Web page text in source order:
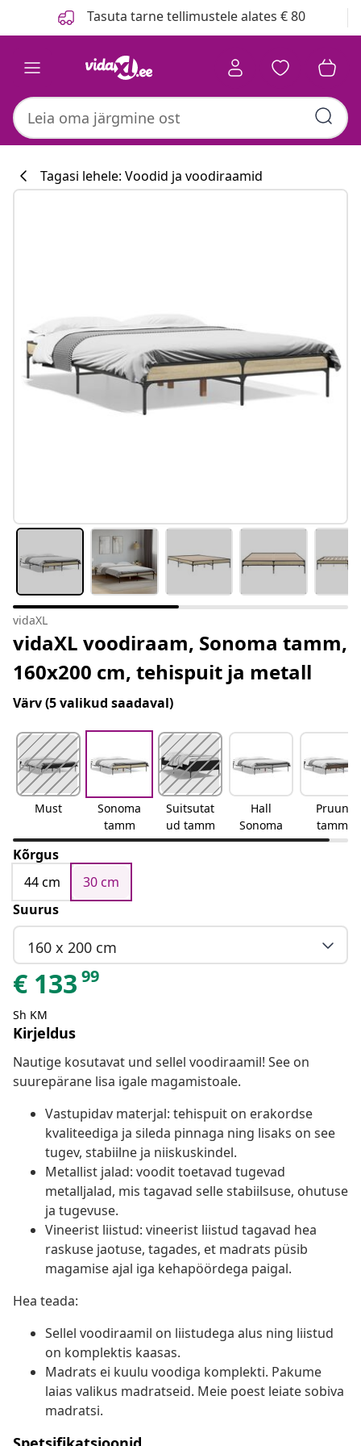
Tasuta tarne tellimustele alates € 80
Tagasi lehele: Voodid ja voodiraamid
vidaXL
vidaXL voodiraam, Sonoma tamm,
160x200 cm, tehispuit ja metall
Värv(5 valikud saadaval)
Must
Sonoma
tamm
Suitsutat
ud tamm
Hall
Sonoma
Pruun
tamm
Kõrgus
44 cm
30 cm
Suurus
160 x 200 cm
€ 133 99
Sh KM
Kirjeldus
Nautige kosutavat und sellel voodiraamil! See on
suurepärane lisa igale magamistoale.
Vastupidav materjal: tehispuit on erakordse
kvaliteediga ja sileda pinnaga ning lisaks on see
tugev, stabiilne ja niiskuskindel.
Metallist jalad: voodit toetavad tugevad
metalljalad, mis tagavad selle stabiilsuse, ohutuse
ja tugevuse.
Vineerist liistud: vineerist liistud tagavad hea
raskuse jaotuse, tagades, et madrats püsib
magamise ajal iga kehapöördega paigal.
Hea teada:
Sellel voodiraamil on liistudega alus ning liistud
on komplektis kaasas.
Madrats ei kuulu voodiga komplekti. Pakume
laias valikus madratseid. Meie poest leiate sobiva
madratsi.